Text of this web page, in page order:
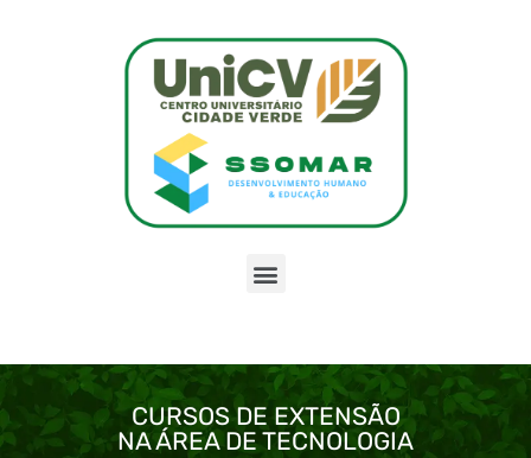
CURSOS DE EXTENSÃO
NA ÁREA DE TECNOLOGIA